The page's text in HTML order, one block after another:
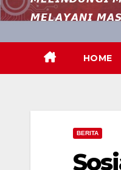
𝙈𝙀𝙇𝘼𝙔𝘼𝙉𝙄
HOME
BERITA